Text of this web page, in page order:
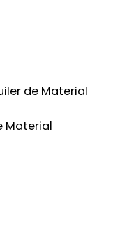
de Material
Material